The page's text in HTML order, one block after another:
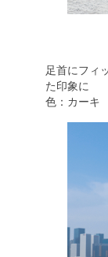
足首にフィ
た印象に
色：カーキ